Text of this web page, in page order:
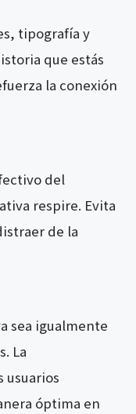
tipografía y
que estás
la conexión
del
respire. Evita
de la
sea igualmente
La
usuarios
óptima en